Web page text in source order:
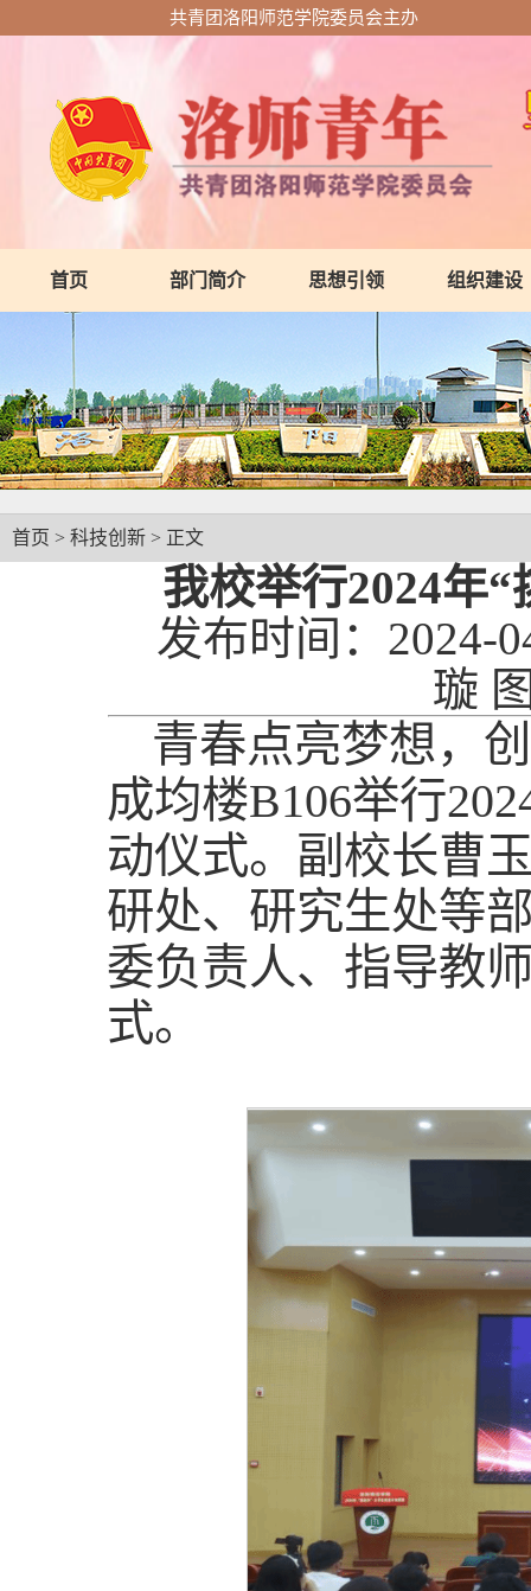
共青团洛阳师范学院委员会主办
首页 部门简介 思想引领 组织建设
首页 > 科技创新 > 正文
我校举行2024年
发布时间：2024-
璇
青春点亮梦想，
成均楼B106举行
动仪式。副校长曹
研处、研究生处等
委负责人、指导教
式。